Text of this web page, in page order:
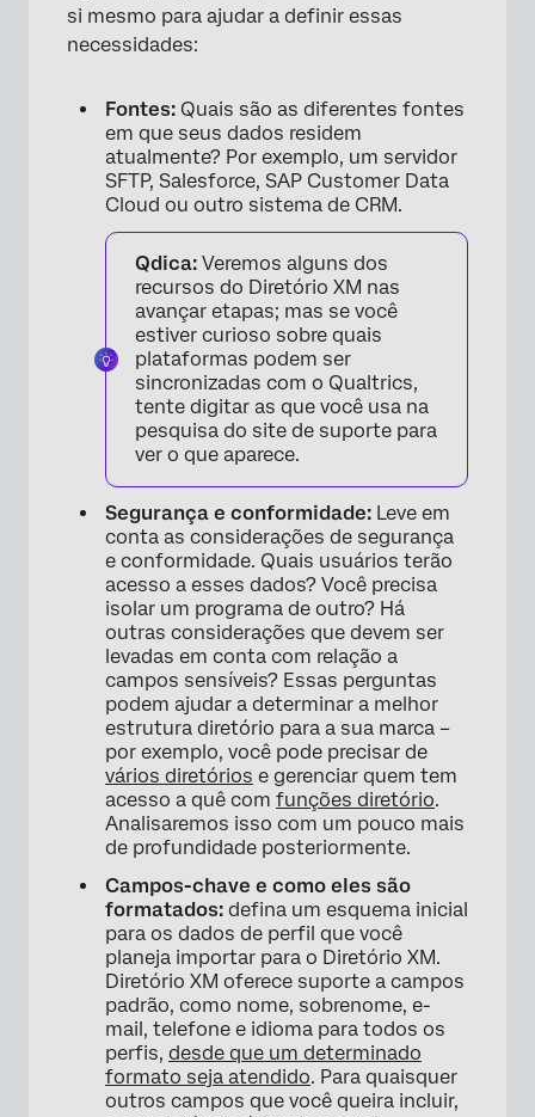
si mesmo para ajudar a definir essas
necessidades:
Fontes: Quais são as diferentes fontes
em que seus dados residem
atualmente? Por exemplo, um servidor
SFTP, Salesforce, SAP Customer Data
Cloud ou outro sistema de CRM.
Qdica: Veremos alguns dos
recursos do Diretório XM nas
avançar etapas; mas se você
estiver curioso sobre quais
plataformas podem ser
sincronizadas com o Qualtrics,
tente digitar as que você usa na
pesquisa do site de suporte para
ver o que aparece.
Segurança e conformidade: Leve em
conta as considerações de segurança
e conformidade. Quais usuários terão
acesso a esses dados? Você precisa
isolar um programa de outro? Há
outras considerações que devem ser
levadas em conta com relação a
campos sensíveis? Essas perguntas
podem ajudar a determinar a melhor
estrutura diretório para a sua marca –
por exemplo, você pode precisar de
vários diretórios e gerenciar quem tem
acesso a quê com funções diretório.
Analisaremos isso com um pouco mais
de profundidade posteriormente.
Campos-chave e como eles são
formatados: defina um esquema inicial
para os dados de perfil que você
planeja importar para o Diretório XM.
Diretório XM oferece suporte a campos
padrão, como nome, sobrenome, e-
mail, telefone e idioma para todos os
perfis, desde que um determinado
formato seja atendido. Para quaisquer
outros campos que você queira incluir,